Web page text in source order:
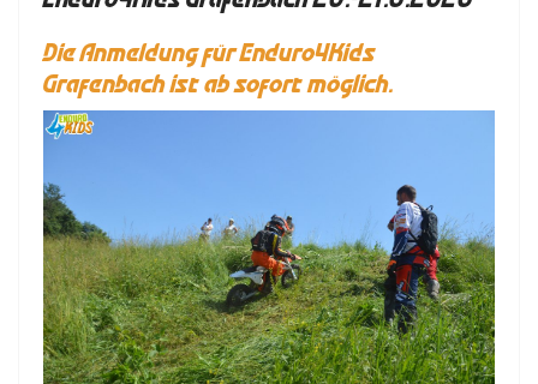
Die Anmeldung für Enduro4Kids
Grafenbach ist ab sofort möglich.